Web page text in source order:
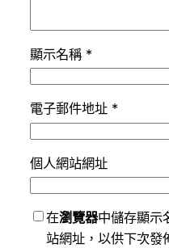
顯示名稱 *
電子郵件地址 *
個人網站網址
在瀏覽器中儲存顯示
站網址，以供下次發